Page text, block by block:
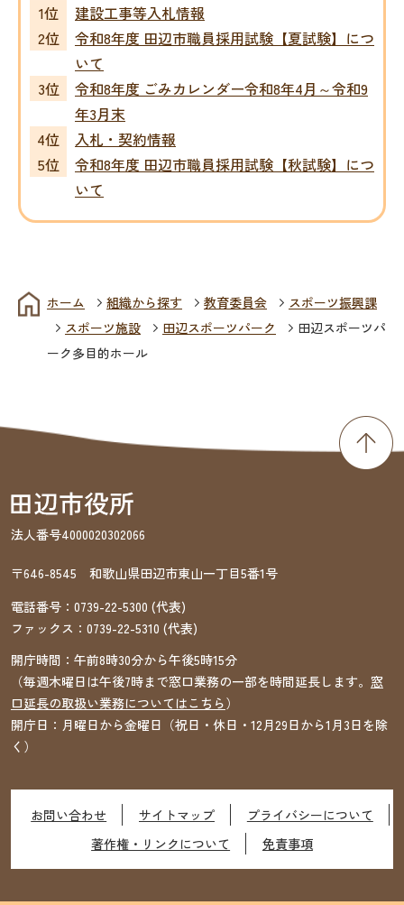
建設工事等入札情報
令和8年度 田辺市職員採用試験【夏試験】につ
いて
令和8年度 ごみカレンダー令和8年4月～令和9
年3月末
入札・契約情報
令和8年度 田辺市職員採用試験【秋試験】につ
いて
ホーム 組織から探す 教育委員会
スポーツ振興課
スポーツ施設
田辺スポーツパーク
田辺スポーツパ
ーク多目的ホール
法人番号4000020302066
〒646-8545 和歌山県田辺市東山一丁目5番1号
電話番号： 0739-22-5300 (代表)
ファックス： 0739-22-5310 (代表)
開庁時間：午前8時30分から午後5時15分
（毎週木曜日は午後7時まで窓口業務の一部を時間延長します。 窓
口延長の取扱い業務についてはこちら）
開庁日：月曜日から金曜日（祝日・休日・12月29日から1月3日を除
く）
お問い合わせ サイトマップ
プライバシーについて
著作権・リンクについて
免責事項